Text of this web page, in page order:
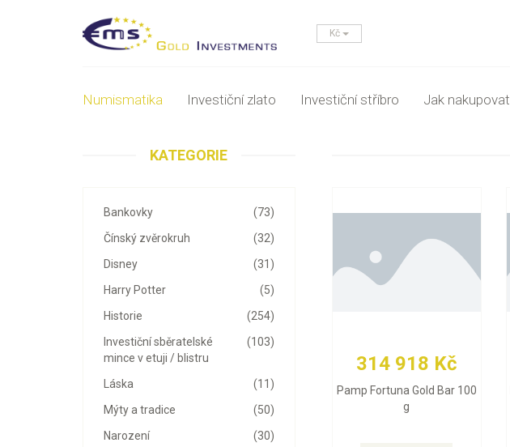
Kč
Numismatika Investiční zlato Investiční stříbro Jak nakupovat
KATEGORIE
(73)
Bankovky
(32)
Čínský zvěrokruh
(31)
Disney
(5)
Harry Potter
(254)
Historie
(103)
Investiční sběratelské
mince v etuji / blistru
(11)
Láska
(50)
Mýty a tradice
(30)
Narození
314 918 Kč
Pamp Fortuna Gold Bar 100
g